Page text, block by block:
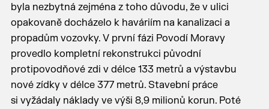
byla nezbytná zejména z toho důvodu, že v ulici
opakovaně docházelo k haváriím na kanalizaci a
propadům vozovky. V první fázi Povodí Moravy
provedlo kompletní rekonstrukci původní
protipovodňové zdi v délce 133 metrů a výstavbu
nové zídky v délce 377 metrů. Stavební práce
si vyžádaly náklady ve výši 8,9 milionů korun. Poté